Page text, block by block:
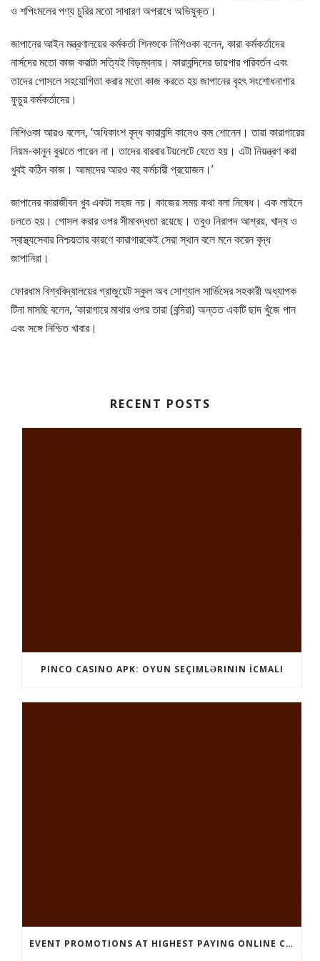
ও শপিংমলের পণ্য চুরির মতো সাধারণ অপরাধে অভিযুক্ত।
জাপানের আইন মন্ত্রণালয়ের কর্মকর্তা শিনশুকে নিশিওকা বলেন, কারা কর্মকর্তাদের
নার্সদের মতো কাজ করাটা সত্যিই বিড়ম্বনার। কারাবন্দিদের ডায়পার পরিবর্তন এবং
তাদের গোসলে সহযোগিতা করার মতো কাজ করতে হয় জাপানের বৃহৎ সংশোধনাগার
ফুচুর কর্মকর্তাদের।
নিশিওকা আরও বলেন, ‘অধিকাংশ বৃদ্ধ কারাবন্দি কানেও কম শোনেন। তারা কারাগারের
নিয়ম-কানুন বুঝতে পারেন না। তাদের বারবার টয়লেটে যেতে হয়। এটা নিয়ন্ত্রণ করা
খুবই কঠিন কাজ। আমাদের আরও বহু কর্মচারী প্রয়োজন।’
জাপানের কারাজীবন খুব একটা সহজ নয়। কাজের সময় কথা বলা নিষেধ। এক লাইনে
চলতে হয়। গোসল করার ওপর সীমাবদ্ধতা রয়েছে। তবুও নিরাপদ আশ্রয়, খাদ্য ও
স্বাস্থ্যসেবার নিশ্চয়তার কারণে কারাগারকেই সেরা স্থান বলে মনে করেন বৃদ্ধ
জাপানিরা।
ফোরধাম বিশ্ববিদ্যালয়ের গ্রাজুয়েট স্কুল অব সোশ্যাল সার্ভিসের সহকারী অধ্যাপক
টিনা মাসছি বলেন, ‘কারাগারে মাথার ওপর তারা (বন্দিরা) অন্তত একটি ছাদ খুঁজে পান
এবং সঙ্গে নিশ্চিত খাবার।
RECENT POSTS
PINCO CASINO APK: OYUN SEÇIMLƏRININ İCMALI
EVENT PROMOTIONS AT HIGHEST PAYING ONLINE CASINOS WITH BEST RTP